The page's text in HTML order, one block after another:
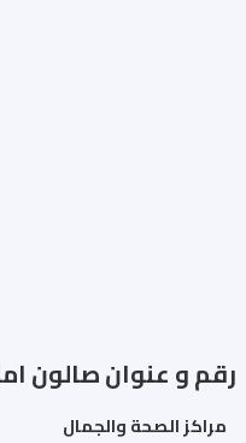
رقم و عنوان صالون
مراكز الصحة والجمال